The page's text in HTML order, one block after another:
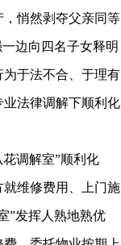
悄然剥夺父亲同等
边向四名子女释明
于法不合、于理有
法律调解下顺利化
调解室”顺利化
维修费用、上门施
”发挥人熟地熟优